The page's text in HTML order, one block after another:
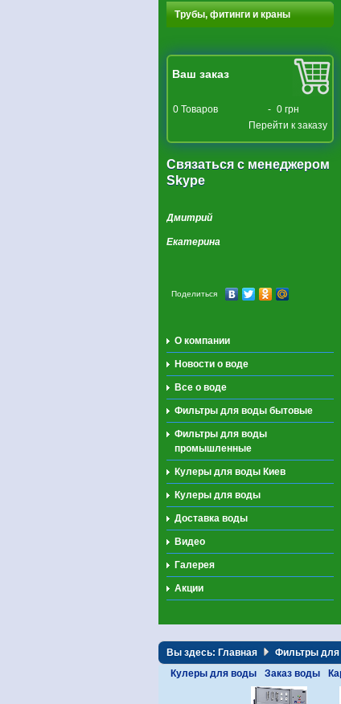
Трубы, фитинги и краны
Ваш заказ
0 Товаров - 0 грн
Перейти к заказу
Связаться с менеджером
Skype
Дмитрий
Екатерина
Поделиться
О компании
Новости о воде
Все о воде
Фильтры для воды бытовые
Фильтры для воды
промышленные
Кулеры для воды Киев
Кулеры для воды
Доставка воды
Видео
Галерея
Акции
Вы здесь: Главная Фильтры
Кулеры для воды
Заказ воды